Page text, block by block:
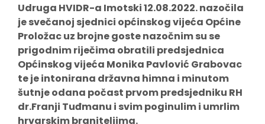
Udruga HVIDR-a Imotski 12.08.2022. nazočila
je svečanoj sjednici općinskog vijeća Općine
Proložac uz brojne goste nazočnim su se
prigodnim riječima obratili predsjednica
Općinskog vijeća Monika Pavlović Grabovac
te je intonirana državna himna i minutom
šutnje odana počast prvom predsjedniku RH
dr.Franji Tuđmanu i svim poginulim i umrlim
hrvarskim braniteljima.